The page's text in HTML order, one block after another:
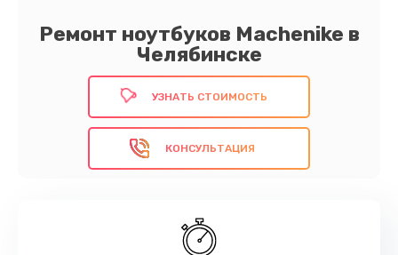
Ремонт ноутбуков Machenike в
Челябинске
УЗНАТЬ СТОИМОСТЬ
КОНСУЛЬТАЦИЯ